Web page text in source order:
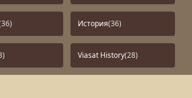
История(36)
Viasat History(28)